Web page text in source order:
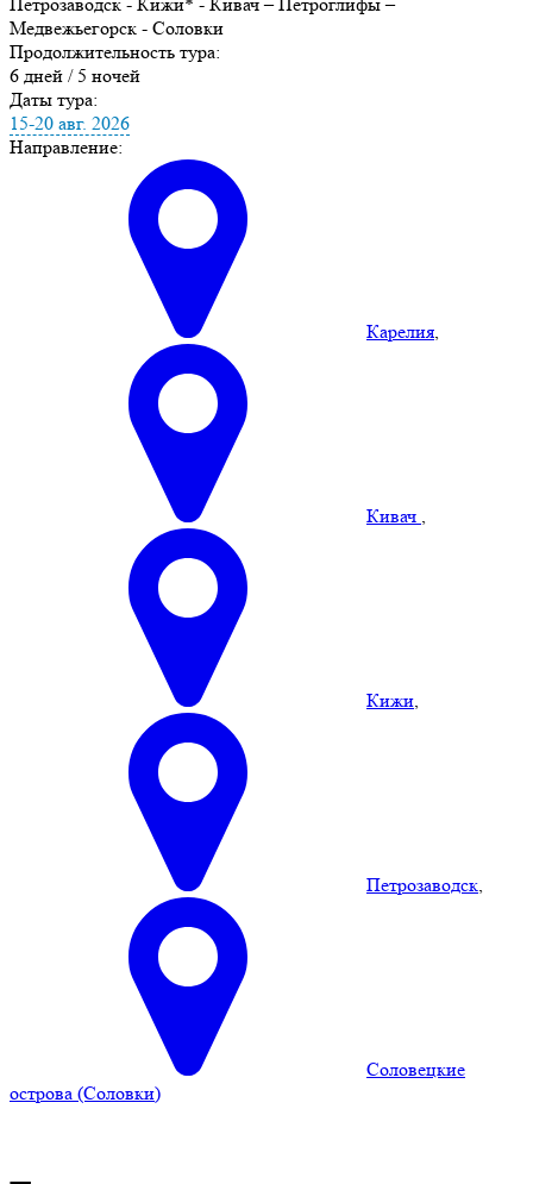
Медвежьегорск - Соловки
Продолжительность тура:
6 дней / 5 ночей
Даты тура:
15-20 авг. 2026
Направление:
Карелия,
Кивач ,
Кижи,
Петрозаводск,
Соловецкие
острова (Соловки)